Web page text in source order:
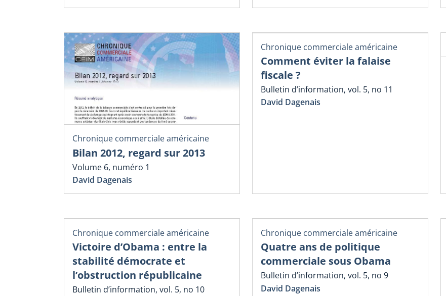
Chronique commerciale américaine
Bilan 2012, regard sur 2013
Volume 6, numéro 1
David Dagenais
Chronique commerciale américaine
Comment éviter la falaise
fiscale ?
Bulletin d’information, vol. 5, no 11
David Dagenais
Chronique commerciale américaine
Victoire d’Obama : entre la
stabilité démocrate et
l’obstruction républicaine
Bulletin d’information, vol. 5, no 10
Chronique commerciale américaine
Quatre ans de politique
commerciale sous Obama
Bulletin d’information, vol. 5, no 9
David Dagenais